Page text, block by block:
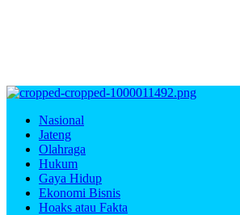
Nasional
Jateng
Olahraga
Hukum
Gaya Hidup
Ekonomi Bisnis
Hoaks atau Fakta